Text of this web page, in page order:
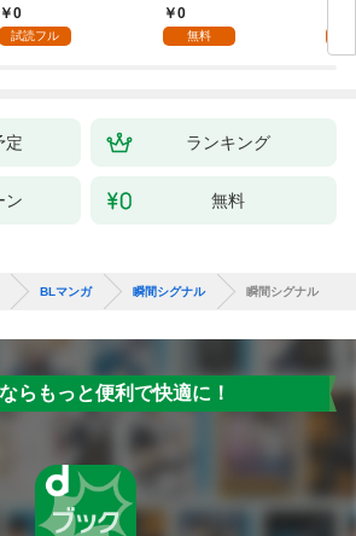
0
試読フル
ブ～(1)
0
無料
定 ランキング
ン 無料
BLマンガ 瞬間シグナル 瞬間シグナル
らもっと便利で快適に！